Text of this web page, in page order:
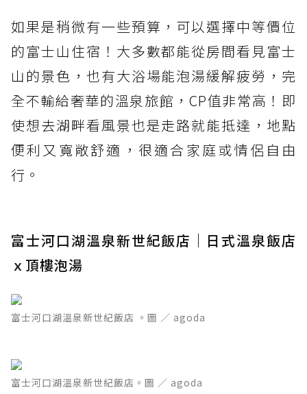
如果是稍微有一些預算，可以選擇中等價位
的富士山住宿！大多數都能從房間看見富士
山的景色，也有大浴場能泡湯緩解疲勞，完
全不輸給奢華的溫泉旅館，CP值非常高！即
使想去湖畔看風景也是走路就能抵達，地點
便利又寬敞舒適，很適合家庭或情侶自由
行。
富士河口湖溫泉新世紀飯店｜日式溫泉飯店
ｘ頂樓泡湯
富士河口湖溫泉新世紀飯店 。圖 ／ agoda
富士河口湖溫泉新世紀飯店。圖 ／ agoda